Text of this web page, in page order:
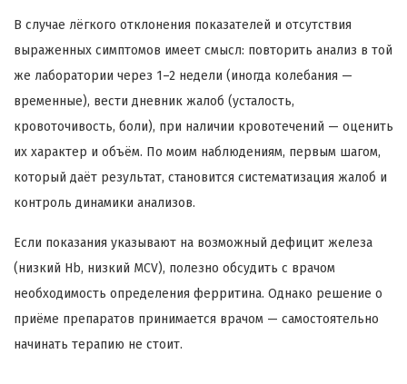
В случае лёгкого отклонения показателей и отсутствия
выраженных симптомов имеет смысл: повторить анализ в той
же лаборатории через 1–2 недели (иногда колебания —
временные), вести дневник жалоб (усталость,
кровоточивость, боли), при наличии кровотечений — оценить
их характер и объём. По моим наблюдениям, первым шагом,
который даёт результат, становится систематизация жалоб и
контроль динамики анализов.
Если показания указывают на возможный дефицит железа
(низкий Hb, низкий MCV), полезно обсудить с врачом
необходимость определения ферритина. Однако решение о
приёме препаратов принимается врачом — самостоятельно
начинать терапию не стоит.